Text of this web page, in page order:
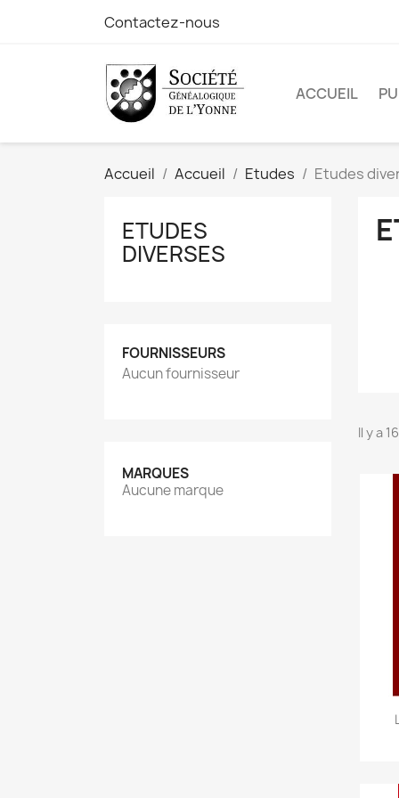
Contactez-nous
ACCUEIL
Accueil Accueil Etudes Etudes
ETUDES
DIVERSES
FOURNISSEURS
Aucun fournisseur
MARQUES
Aucune marque
Il y a